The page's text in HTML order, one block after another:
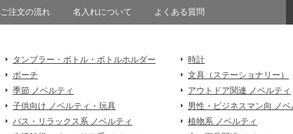
ご注文の流れ 名入れについて よくある質問
タンブラー・ボトル・ボトルホルダー
時計
ポーチ
文具（ステーショナリー）
季節 ノベルティ
アウトドア関連 ノベルティ
子供向け ノベルティ・玩具
男性・ビジネスマン向 ノベ
バス・リラックス系 ノベルティ
植物系 ノベルティ